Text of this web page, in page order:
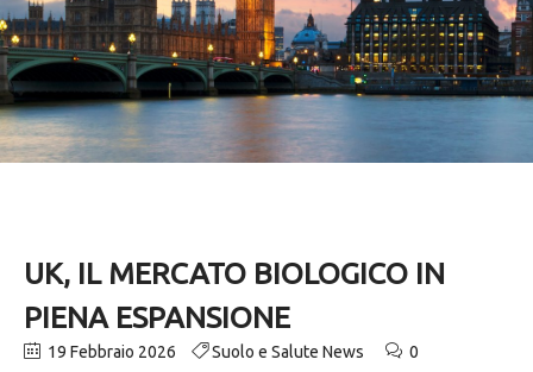
UK, IL MERCATO BIOLOGICO IN
PIENA ESPANSIONE
19 Febbraio 2026 Suolo e Salute News 0